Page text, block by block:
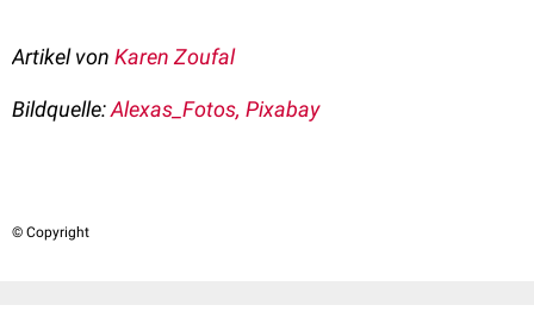
Artikel von Karen Zoufal
Bildquelle:Alexas_Fotos, Pixabay
© Copyright